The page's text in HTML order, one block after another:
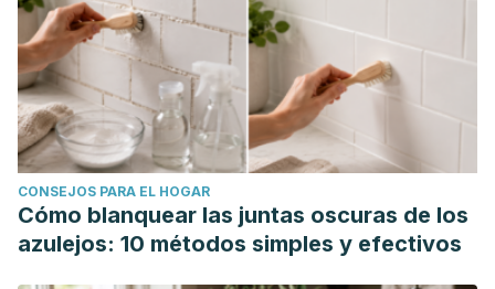
transaccional."XI Congreso de Posgrado en Psicología|
UNAM| 2017. 2017.
Barraza Macías, Arturo. "Un modelo conceptual para el
estudio del estrés académico."Revista electrónica de
psicología iztacala
9.3 (2006).
CONSEJOS PARA EL HOGAR
Cómo blanquear las juntas oscuras de los
azulejos: 10 métodos simples y efectivos